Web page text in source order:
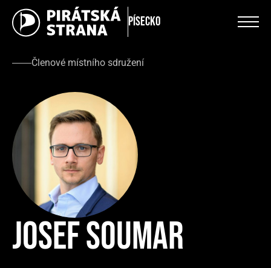
Písecko
Členové místního sdružení
Josef Soumar